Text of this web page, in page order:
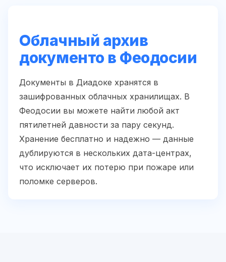
Облачный архив
документо в Феодосии
Документы в Диадоке хранятся в
зашифрованных облачных хранилищах. В
Феодосии вы можете найти любой акт
пятилетней давности за пару секунд.
Хранение бесплатно и надежно — данные
дублируются в нескольких дата-центрах,
что исключает их потерю при пожаре или
поломке серверов.